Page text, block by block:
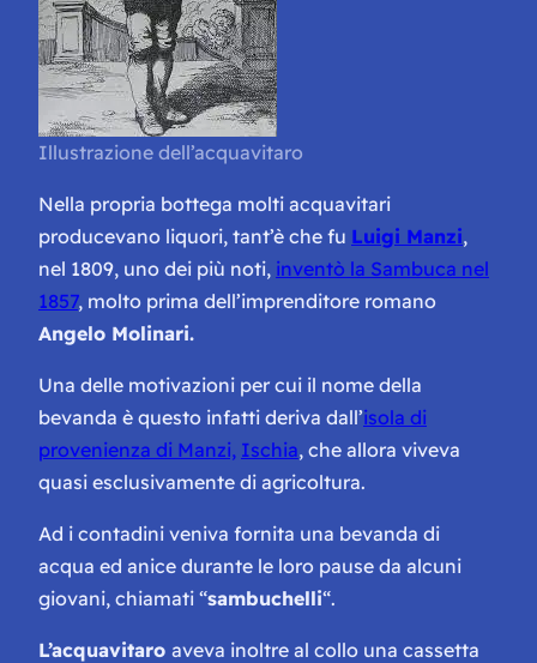
Illustrazione dell’acquavitaro
Nella propria bottega molti acquavitari
producevano liquori, tant’è che fu Luigi Manzi,
nel 1809, uno dei più noti, inventò la Sambuca nel
1857, molto prima dell’imprenditore romano
Angelo Molinari.
Una delle motivazioni per cui il nome della
bevanda è questo infatti deriva dall’isola di
provenienza di Manzi, Ischia, che allora viveva
quasi esclusivamente di agricoltura.
Ad i contadini veniva fornita una bevanda di
acqua ed anice durante le loro pause da alcuni
giovani, chiamati “sambuchelli“.
L’acquavitaro aveva inoltre al collo una cassetta